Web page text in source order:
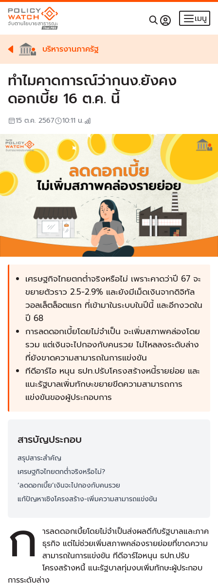
เมนู
บริหารงานภาครัฐ
ทำไมคาดการณ์ว่ากนง.ยังคง
ดอกเบี้ย 16 ต.ค. นี้
15 ต.ค. 2567 10:11 น.
เศรษฐกิจไทยตกต่ำจริงหรือไม่ เพราะคาดว่าปี 67 จะ
ขยายตัวราว 2.5-2.9% และยังมีเม็ดเงินจากดิจิทัล
วอลเล็ตล็อตแรก ที่เข้ามาในระบบในปีนี้ และอีกงวดใน
ปี 68
การลดดอกเบี้ยโดยไม่จำเป็น จะเพิ่มสภาพคล่องโดย
รวม แต่เงินจะไปกองกับคนรวย ไม่ไหลลงระดับล่าง
ที่ยังขาดความสามารถในการแข่งขัน
ทีดีอาร์ไอ หนุน ธปท.ปรับโครงสร้างหนี้รายย่อย และ
แนะรัฐบาลเพิ่มทักษะขยายขีดความสามารถการ
แข่งขันของผู้ประกอบการ
สารบัญประกอบ
สรุปสาระสำคัญ
เศรษฐกิจไทยตกต่ำจริงหรือไม่?
‘ลดดอกเบี้ย’เงินจะไปกองกับคนรวย
แก้ปัญหาเชิงโครงสร้าง-เพิ่มความสามารถแข่งขัน
ก
ารลดดอกเบี้ยโดยไม่จำเป็นส่งผลดีกับรัฐบาลและภาค
ธุรกิจ แต่ไม่ช่วยเพิ่มสภาพคล่องรายย่อยที่ขาดความ
สามารถในการแข่งขัน ทีดีอาร์ไอหนุน ธปท.ปรับ
โครงสร้างหนี้ แนะรัฐบาลทุ่มงบเพิ่มทักษะผู้ประกอบ
การระดับล่าง